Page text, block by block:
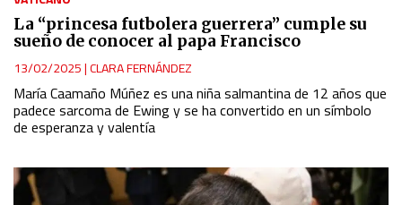
La “princesa futbolera guerrera” cumple su
sueño de conocer al papa Francisco
13/02/2025|CLARA FERNÁNDEZ
María Caamaño Múñez es una niña salmantina de 12 años que
padece sarcoma de Ewing y se ha convertido en un símbolo
de esperanza y valentía